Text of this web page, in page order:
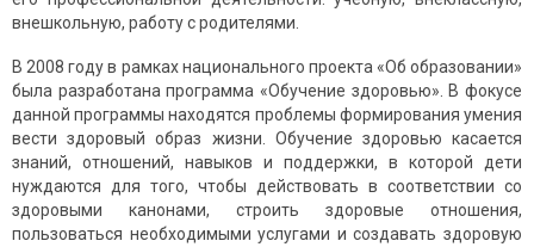
внешкольную, работу с родителями.
В 2008 году в рамках национального проекта «Об образовании»
была разработана программа «Обучение здоровью». В фокусе
данной программы находятся проблемы формирования умения
вести здоровый образ жизни. Обучение здоровью касается
знаний, отношений, навыков и поддержки, в которой дети
нуждаются для того, чтобы действовать в соответствии со
здоровыми канонами, строить здоровые отношения,
пользоваться необходимыми услугами и создавать здоровую